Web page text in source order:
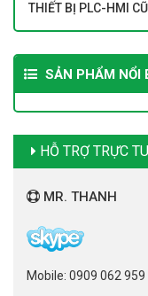
THIẾT BỊ PLC-HMI CŨ
SẢN PHẨM NỔI
HỖ TRỢ TRỰC
MR. THANH
Mobile: 0909 062 959